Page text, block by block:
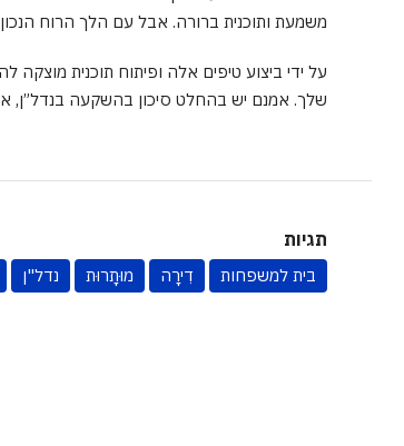
משמעת ותוכנית ברורה. אבל עם הלך הרוח
על ידי ביצוע טיפים אלה ופיתוח תוכנית
שלך. אמנם יש בהחלט סיכון בהשקעה בנדל”ן,
תגיות
בית למשפחות דִירָה מוּתָרוּת נדל"ן